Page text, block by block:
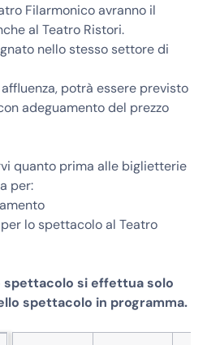
Filarmonico avranno il
al Teatro Ristori.
nello stesso settore di
potrà essere previsto
adeguamento del prezzo
quanto prima alle biglietterie
per:
lo spettacolo al Teatro
spettacolo si effettua solo
spettacolo in programma.